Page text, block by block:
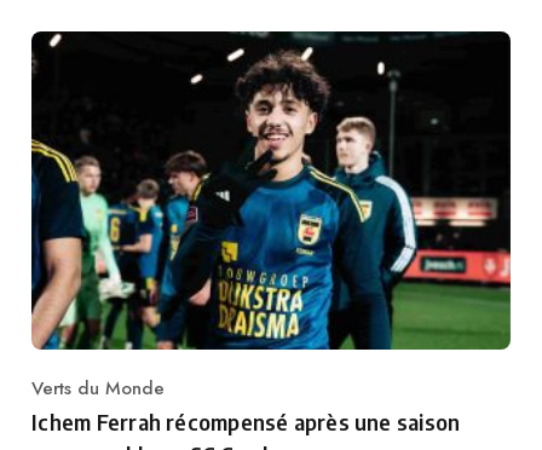
Category
Verts du Monde
Ichem Ferrah récompensé après une saison